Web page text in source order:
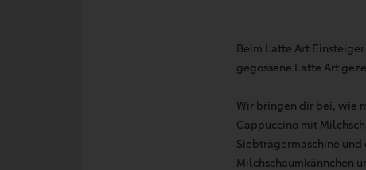
Beim Latte Art
gegossene Latte Art
Wir bringen dir bei, wie
Cappuccino mit
Siebträgermaschine
Milchschaumkännchen